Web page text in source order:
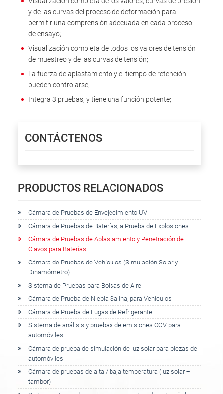
y de las curvas del proceso de deformación para
permitir una comprensión adecuada en cada proceso
de ensayo;
Visualización completa de todos los valores de tensión
de muestreo y de las curvas de tensión;
La fuerza de aplastamiento y el tiempo de retención
pueden controlarse;
Integra 3 pruebas, y tiene una función potente;
CONTÁCTENOS
PRODUCTOS RELACIONADOS
Cámara de Pruebas de Envejecimiento UV
Cámara de Pruebas de Baterías, a Prueba de Explosiones
Cámara de Pruebas de Aplastamiento y Penetración de
Clavos para Baterías
Cámara de Pruebas de Vehículos (Simulación Solar y
Dinamómetro)
Sistema de Pruebas para Bolsas de Aire
Cámara de Prueba de Niebla Salina, para Vehículos
Cámara de Prueba de Fugas de Refrigerante
Sistema de análisis y pruebas de emisiones COV para
automóviles
Cámara de prueba de simulación de luz solar para piezas de
automóviles
Cámara de pruebas de alta / baja temperatura (luz solar +
tambor)